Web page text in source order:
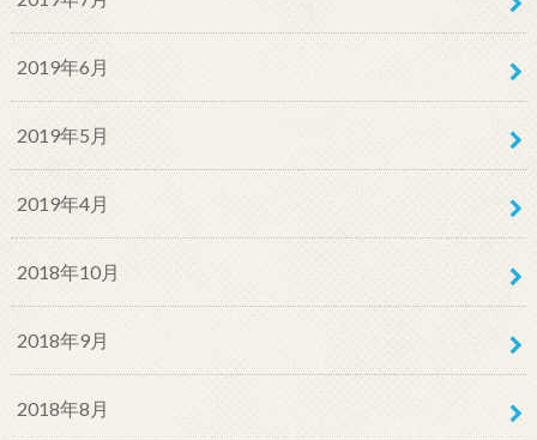
2019年6月
2019年5月
2019年4月
2018年10月
2018年9月
2018年8月